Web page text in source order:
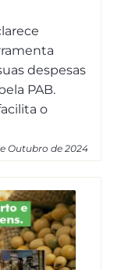
despesas
PAB.
o
Outubro de 2024